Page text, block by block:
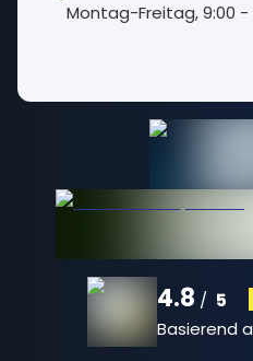
⁠Montag-Freitag, 9:00 -
4.8 / 5
Basierend